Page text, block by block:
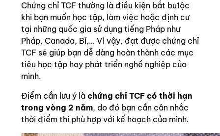
Chứng chỉ TCF thường là điều kiện bắt bu1ộc
khi bạn muốn học tập, làm việc hoặc định cư
tại những quốc gia sử dụng tiếng Pháp như
Pháp, Canada, Bỉ,… Vì vậy, đạt được chứng chỉ
TCF sẽ giúp bạn dễ dàng hoàn thành các mục
tiêu học tập hay phát triển nghề nghiệp của
mình.
Điểm cần lưu ý là chứng chỉ TCF có thời hạn
trong vòng 2 năm, do đó bạn cần cân nhắc
thời điểm thi phù hợp với kế hoạch của mình.